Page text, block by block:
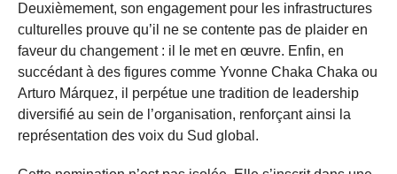
Deuxièmement, son engagement pour les infrastructures
culturelles prouve qu’il ne se contente pas de plaider en
faveur du changement : il le met en œuvre. Enfin, en
succédant à des figures comme Yvonne Chaka Chaka ou
Arturo Márquez, il perpétue une tradition de leadership
diversifié au sein de l’organisation, renforçant ainsi la
représentation des voix du Sud global.